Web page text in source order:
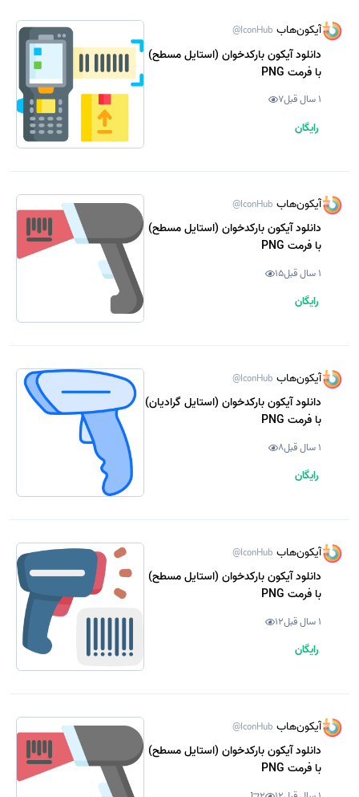
آیکون‌هاب @IconHub
دانلود آیکون بارکدخوان (استایل مسطح)
با فرمت PNG
1 سال قبل 7
رایگان
آیکون‌هاب @IconHub
دانلود آیکون بارکدخوان (استایل مسطح)
با فرمت PNG
1 سال قبل 15
رایگان
آیکون‌هاب @IconHub
دانلود آیکون بارکدخوان (استایل گرادیان)
با فرمت PNG
1 سال قبل 8
رایگان
آیکون‌هاب @IconHub
دانلود آیکون بارکدخوان (استایل مسطح)
با فرمت PNG
1 سال قبل 12
رایگان
آیکون‌هاب @IconHub
دانلود آیکون بارکدخوان (استایل مسطح)
با فرمت PNG